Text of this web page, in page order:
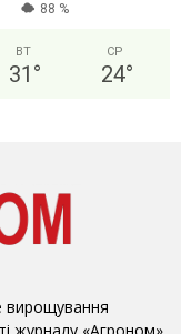
88 %
ВТ
31 °
СР
24°
вирощування